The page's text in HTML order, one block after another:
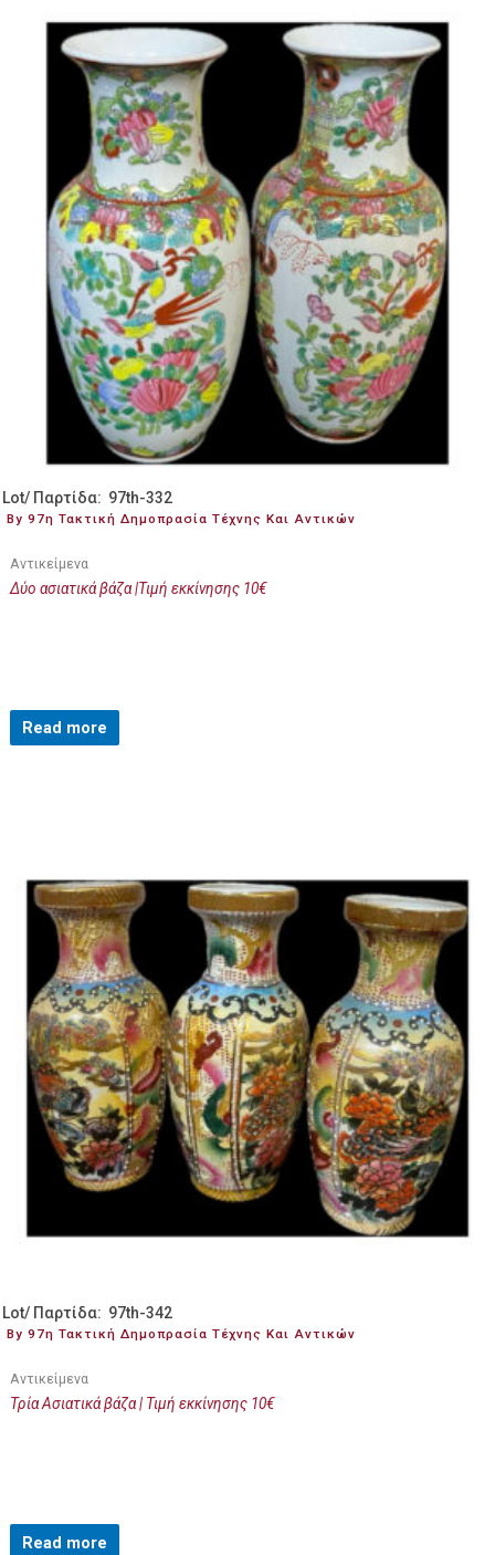
Lot/ Παρτίδα: 97th-332
By 97η Τακτική Δημοπρασία Τέχνης Και Αντικών
Αντικείμενα
Δύο ασιατικά βάζα |Τιμή εκκίνησης 10€
Read more
Lot/ Παρτίδα: 97th-342
By 97η Τακτική Δημοπρασία Τέχνης Και Αντικών
Αντικείμενα
Τρία Ασιατικά βάζα | Τιμή εκκίνησης 10€
Read more